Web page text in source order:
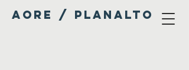
AORE / PLANALTO